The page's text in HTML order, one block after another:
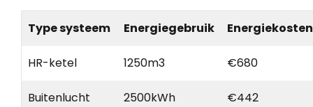
Type systeem Energiegebruik Energiekosten
HR-ketel 1250m3 €680
Buitenlucht 2500kWh €442